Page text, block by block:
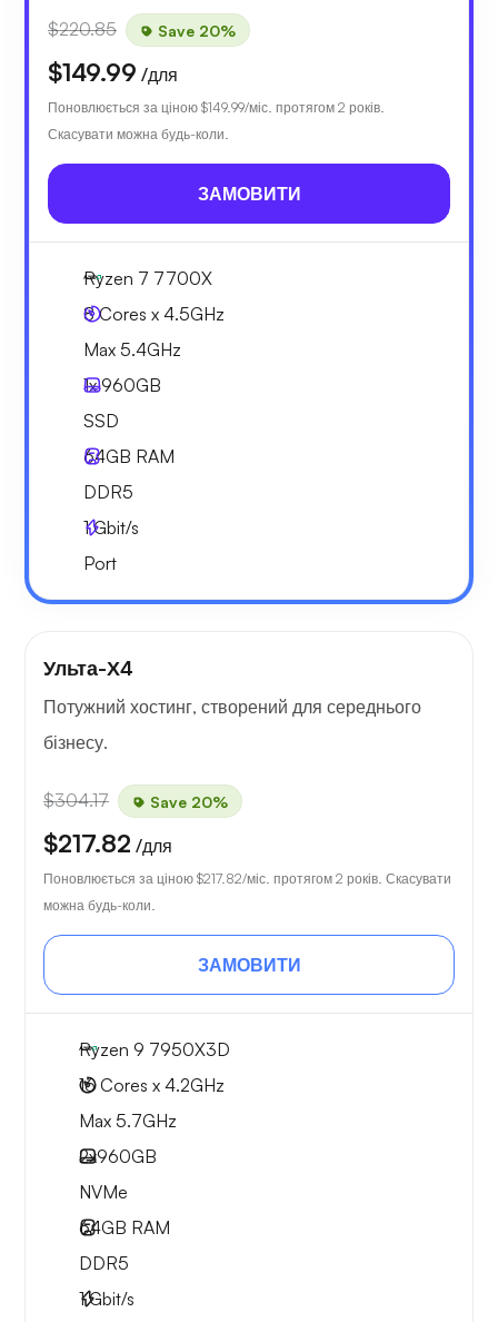
$220.85 Save 20%
$149.99 /для
Поновлюється за ціною $149.99/міс. протягом 2 років.
Скасувати можна будь-коли.
ЗАМОВИТИ
Ryzen 7 7700X
8 Cores x 4.5GHz
Max 5.4GHz
1x960GB
SSD
64GB RAM
DDR5
1Gbit/s
Port
Ульта-Х4
Потужний хостинг, створений для середнього
бізнесу.
$304.17 Save 20%
$217.82 /для
Поновлюється за ціною $217.82/міс. протягом 2 років. Скасувати
можна будь-коли.
ЗАМОВИТИ
Ryzen 9 7950X3D
16 Cores x 4.2GHz
Max 5.7GHz
2x960GB
NVMe
64GB RAM
DDR5
1Gbit/s